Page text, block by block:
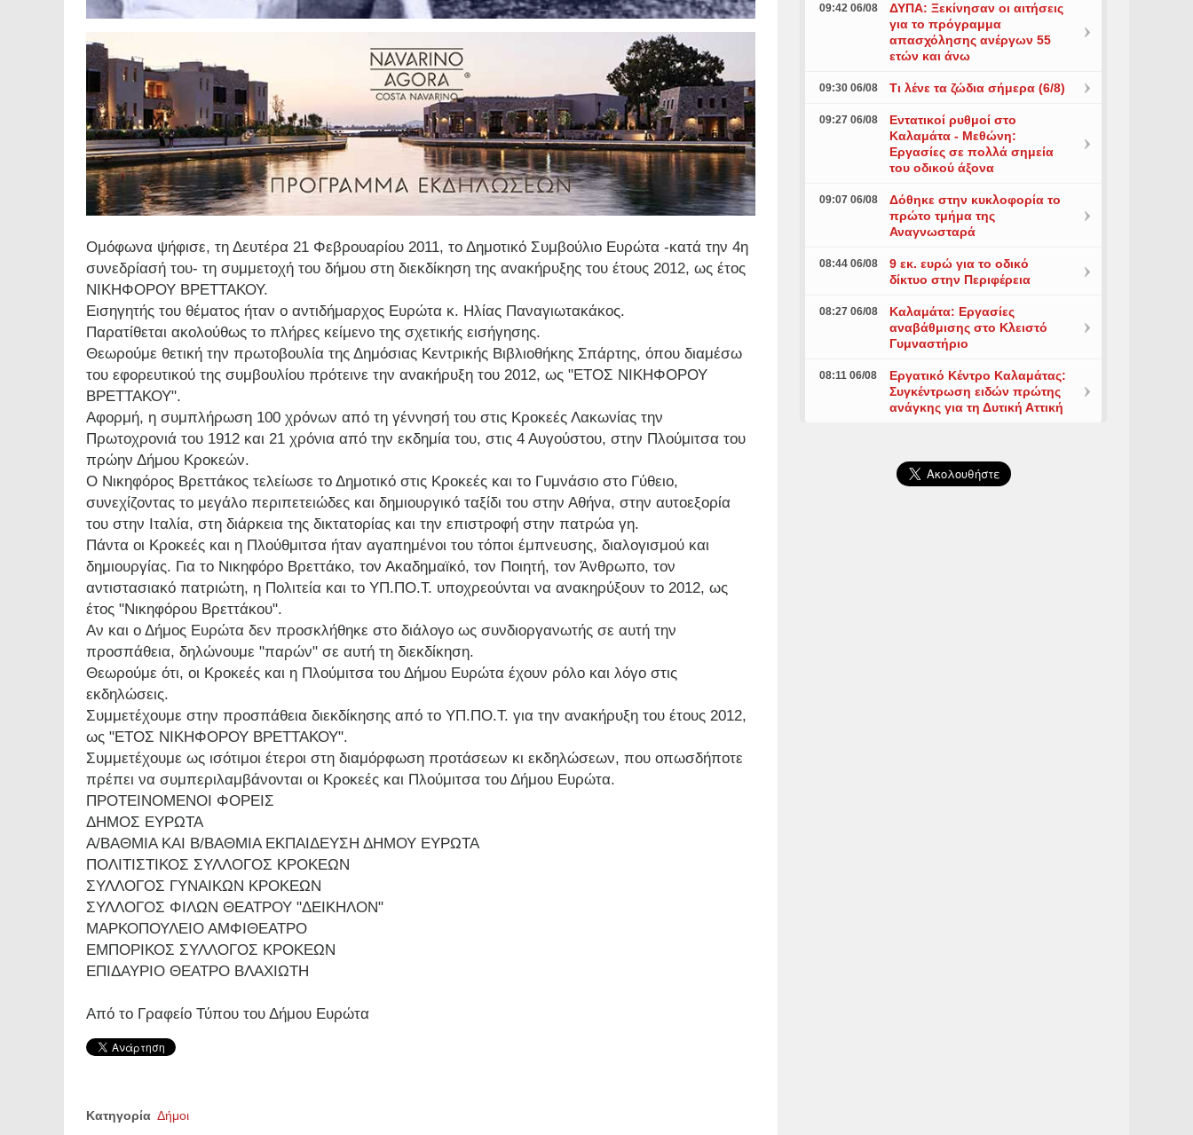
Ομόφωνα ψήφισε, τη Δευτέρα 21 Φεβρουαρίου 2011, το Δημοτικό Συμβούλιο Ευρώτα -κατά την 4η
συνεδρίασή του- τη συμμετοχή του δήμου στη διεκδίκηση της ανακήρυξης του έτους 2012, ως έτος
ΝΙΚΗΦΟΡΟΥ ΒΡΕΤΤΑΚΟΥ.
Εισηγητής του θέματος ήταν ο αντιδήμαρχος Ευρώτα κ. Ηλίας Παναγιωτακάκος.
Παρατίθεται ακολούθως το πλήρες κείμενο της σχετικής εισήγησης.
Θεωρούμε θετική την πρωτοβουλία της Δημόσιας Κεντρικής Βιβλιοθήκης Σπάρτης, όπου διαμέσω
του εφορευτικού της συμβουλίου πρότεινε την ανακήρυξη του 2012, ως "ΕΤΟΣ ΝΙΚΗΦΟΡΟΥ
ΒΡΕΤΤΑΚΟΥ".
Αφορμή, η συμπλήρωση 100 χρόνων από τη γέννησή του στις Κροκεές Λακωνίας την
Πρωτοχρονιά του 1912 και 21 χρόνια από την εκδημία του, στις 4 Αυγούστου, στην Πλούμιτσα του
πρώην Δήμου Κροκεών.
Ο Νικηφόρος Βρεττάκος τελείωσε το Δημοτικό στις Κροκεές και το Γυμνάσιο στο Γύθειο,
συνεχίζοντας το μεγάλο περιπετειώδες και δημιουργικό ταξίδι του στην Αθήνα, στην αυτοεξορία
του στην Ιταλία, στη διάρκεια της δικτατορίας και την επιστροφή στην πατρώα γη.
Πάντα οι Κροκεές και η Πλούθμιτσα ήταν αγαπημένοι του τόποι έμπνευσης, διαλογισμού και
δημιουργίας. Για το Νικηφόρο Βρεττάκο, τον Ακαδημαϊκό, τον Ποιητή, τον Άνθρωπο, τον
αντιστασιακό πατριώτη, η Πολιτεία και το ΥΠ.ΠΟ.Τ. υποχρεούνται να ανακηρύξουν το 2012, ως
έτος "Νικηφόρου Βρεττάκου".
Αν και ο Δήμος Ευρώτα δεν προσκλήθηκε στο διάλογο ως συνδιοργανωτής σε αυτή την
προσπάθεια, δηλώνουμε "παρών" σε αυτή τη διεκδίκηση.
Θεωρούμε ότι, οι Κροκεές και η Πλούμιτσα του Δήμου Ευρώτα έχουν ρόλο και λόγο στις
εκδηλώσεις.
Συμμετέχουμε στην προσπάθεια διεκδίκησης από το ΥΠ.ΠΟ.Τ. για την ανακήρυξη του έτους 2012,
ως "ΕΤΟΣ ΝΙΚΗΦΟΡΟΥ ΒΡΕΤΤΑΚΟΥ".
Συμμετέχουμε ως ισότιμοι έτεροι στη διαμόρφωση προτάσεων κι εκδηλώσεων, που οπωσδήποτε
πρέπει να συμπεριλαμβάνονται οι Κροκεές και Πλούμιτσα του Δήμου Ευρώτα.
ΠΡΟΤΕΙΝΟΜΕΝΟΙ ΦΟΡΕΙΣ
ΔΗΜΟΣ ΕΥΡΩΤΑ
Α/ΒΑΘΜΙΑ ΚΑΙ Β/ΒΑΘΜΙΑ ΕΚΠΑΙΔΕΥΣΗ ΔΗΜΟΥ ΕΥΡΩΤΑ
ΠΟΛΙΤΙΣΤΙΚΟΣ ΣΥΛΛΟΓΟΣ ΚΡΟΚΕΩΝ
ΣΥΛΛΟΓΟΣ ΓΥΝΑΙΚΩΝ ΚΡΟΚΕΩΝ
ΣΥΛΛΟΓΟΣ ΦΙΛΩΝ ΘΕΑΤΡΟΥ "ΔΕΙΚΗΛΟΝ"
ΜΑΡΚΟΠΟΥΛΕΙΟ ΑΜΦΙΘΕΑΤΡΟ
ΕΜΠΟΡΙΚΟΣ ΣΥΛΛΟΓΟΣ ΚΡΟΚΕΩΝ
ΕΠΙΔΑΥΡΙΟ ΘΕΑΤΡΟ ΒΛΑΧΙΩΤΗ
Από το Γραφείο Τύπου του Δήμου Ευρώτα
Κατηγορία Δήμοι
09:42 06/08
ΔΥΠΑ: Ξεκίνησαν οι αιτήσεις
για το πρόγραμμα
απασχόλησης ανέργων 55
ετών και άνω
09:30 06/08 Τι λένε τα ζώδια σήμερα (6/8)
09:27 06/08
Εντατικοί ρυθμοί στο
Καλαμάτα - Μεθώνη:
Εργασίες σε πολλά σημεία
του οδικού άξονα
09:07 06/08
Δόθηκε στην κυκλοφορία το
πρώτο τμήμα της
Αναγνωσταρά
08:44 06/08
9 εκ. ευρώ για το οδικό
δίκτυο στην Περιφέρεια
08:27 06/08
Καλαμάτα: Εργασίες
αναβάθμισης στο Κλειστό
Γυμναστήριο
08:11 06/08
Εργατικό Κέντρο Καλαμάτας:
Συγκέντρωση ειδών πρώτης
ανάγκης για τη Δυτική Αττική